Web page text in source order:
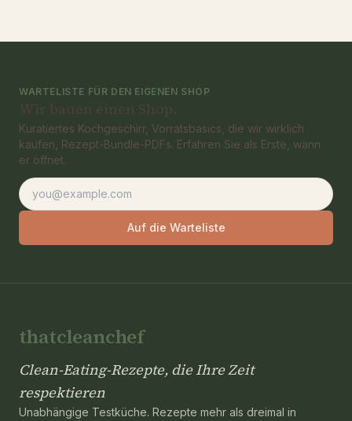
WARTELISTE FÜR DEN EIGENEN SHOP
Wir bauen einen Shop.
Kuratiertes Kochgeschirr, Vorratsbasics, die wir wirklich
kaufen, Rezept-Bundle-PDFs. Erfahren Sie als Erste, wann
er öffnet.
E-Mail-Adresse
Auf die Warteliste
thatcleanchef
Clean-Eating-Rezepte, die Ihre Zeit
respektieren
Unabhängige Testküche. Rezepte mehr als dreimal in